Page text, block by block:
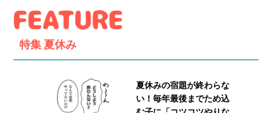
特集 夏休み
夏休みの宿題が終わらな
い！毎年最後までため込